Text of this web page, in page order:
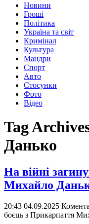
Новини
Гроші
Політика
Україна та світ
Кримінал
Культура
Мандри
Спорт
Авто
Стосунки
Фото
Відео
Tag
Данько
На війні
Михайло
20:43 04.09.2025
боєць з Прикарпаття